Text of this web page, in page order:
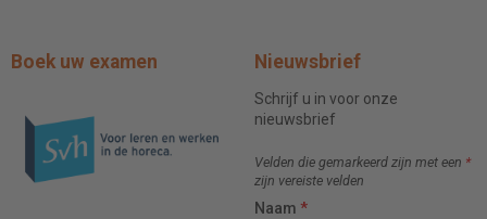
Boek uw examen Nieuwsbrief
Schrijf u in voor onze
nieuwsbrief
Velden die gemarkeerd zijn met een *
zijn vereiste velden
Naam *